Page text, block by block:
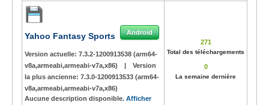
Yahoo Fantasy Sports Android
Version actuelle: 7.3.2-1200913538 (arm64-
v8a,armeabi,armeabi-v7a,x86)
|
Version
la plus ancienne: 7.3.0-1200913533 (arm64-
v8a,armeabi,armeabi-v7a,x86)
Aucune description disponible. Afficher
271
Total des téléchargements
0
La semaine dernière